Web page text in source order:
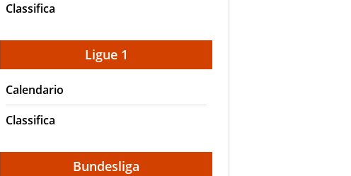
Classifica
Ligue 1
Calendario
Classifica
Bundesliga